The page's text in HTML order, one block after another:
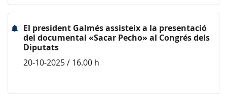
El president Galmés assisteix a la presentació
del documental «Sacar Pecho» al Congrés dels
Diputats
20-10-2025 / 16.00 h